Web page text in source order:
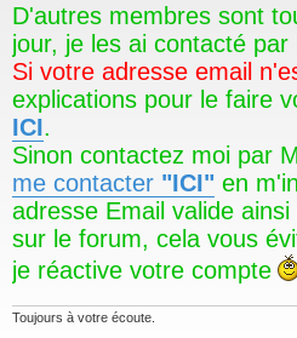
D'autres membres sont
jour, je les ai contacté par
Si votre adresse email
explications pour le faire
ICI.
Sinon contactez moi par
me contacter "ICI" en
adresse Email valide
sur le forum, cela vous
je réactive votre compte
Toujours à votre écoute.